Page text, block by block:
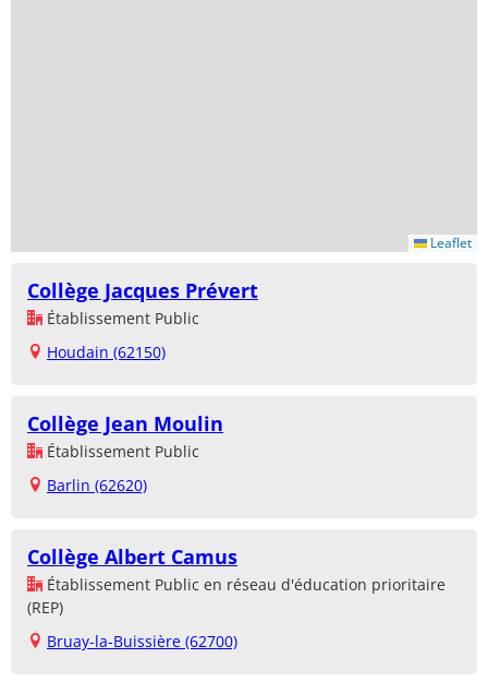
Leaflet
Collège Jacques Prévert
Établissement Public
Houdain (62150)
Collège Jean Moulin
Établissement Public
Barlin (62620)
Collège Albert Camus
Établissement Public en réseau d'éducation prioritaire
(REP)
Bruay-la-Buissière (62700)